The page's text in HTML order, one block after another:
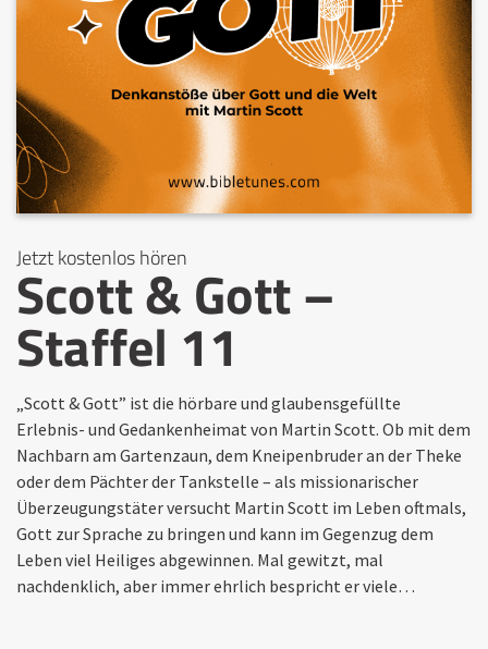
Jetzt kostenlos hören
Scott & Gott –
Staffel 11
„Scott & Gott” ist die hörbare und glaubensgefüllte
Erlebnis- und Gedankenheimat von Martin Scott. Ob mit dem
Nachbarn am Gartenzaun, dem Kneipenbruder an der Theke
oder dem Pächter der Tankstelle – als missionarischer
Überzeugungstäter versucht Martin Scott im Leben oftmals,
Gott zur Sprache zu bringen und kann im Gegenzug dem
Leben viel Heiliges abgewinnen. Mal gewitzt, mal
nachdenklich, aber immer ehrlich bespricht er viele…